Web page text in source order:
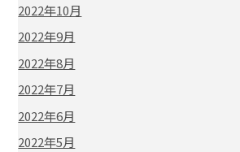
2022年10月
2022年9月
2022年8月
2022年7月
2022年6月
2022年5月